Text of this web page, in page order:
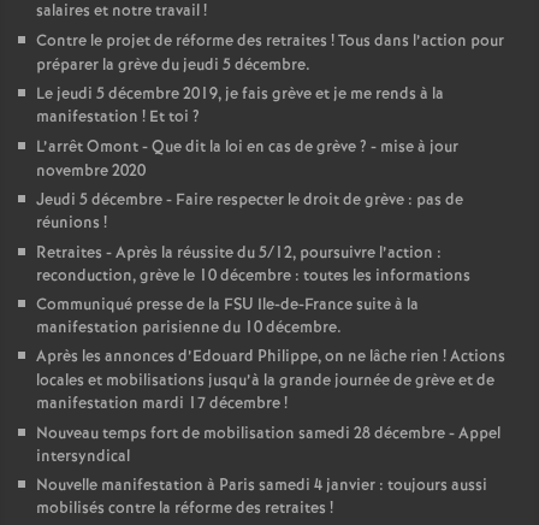
salaires et notre travail!
Contre le projet de réforme des retraites ! Tous dans l’action pour
préparer la grève du jeudi 5 décembre.
Le jeudi 5 décembre 2019, je fais grève et je me rends à la
manifestation ! Et toi ?
L’arrêt Omont - Que dit la loi en cas de grève? - mise à jour
novembre 2020
Jeudi 5 décembre - Faire respecter le droit de grève : pas de
réunions !
Retraites - Après la réussite du 5/12, poursuivre l’action :
reconduction, grève le 10 décembre : toutes les informations
Communiqué presse de la FSU Ile-de-France suite à la
manifestation parisienne du 10 décembre.
Après les annonces d’Edouard Philippe, on ne lâche rien ! Actions
locales et mobilisations jusqu’à la grande journée de grève et de
manifestation mardi 17 décembre!
Nouveau temps fort de mobilisation samedi 28 décembre - Appel
intersyndical
Nouvelle manifestation à Paris samedi 4 janvier : toujours aussi
mobilisés contre la réforme des retraites !